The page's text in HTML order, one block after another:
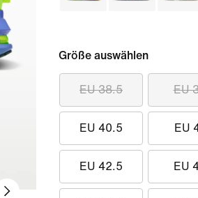
Größe auswählen
EU 38.5 EU
EU 40.5 EU
EU 42.5 EU